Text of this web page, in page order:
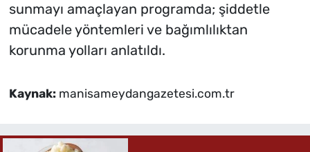
sunmayı amaçlayan programda; şiddetle
mücadele yöntemleri ve bağımlılıktan
korunma yolları anlatıldı.
Kaynak: manisameydangazetesi.com.tr